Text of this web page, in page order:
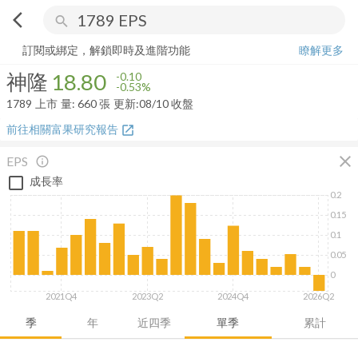
arrow_back_ios search
神隆 18.80-0.53%
訂閱或綁定，解鎖即時及進階功能
瞭解更多
神隆 18.80 -0.10
-0.53%
1789
上市 量: 660張 更新:08/10 收盤
前往相關富果研究報告 open_in_new
EPS close
info_outline
季 年 近四季 單季 累計
成長率
2021Q4 2023Q2 2024Q4 2026Q2
0
0.05
0.1
0.15
0.2